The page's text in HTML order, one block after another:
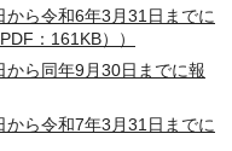
ら令和6年3月31日までに
：161KB）
）
ら同年9月30日までに報
ら令和7年3月31日までに